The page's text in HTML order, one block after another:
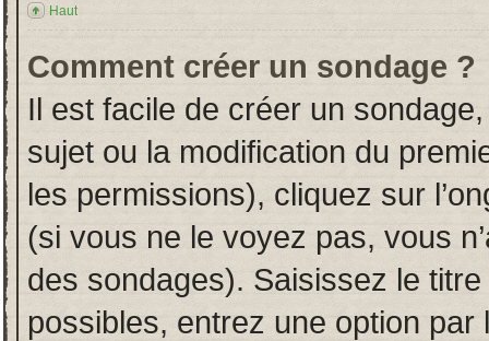
Haut
Comment créer un sondage ?
Il est facile de créer un
sujet ou la modification du
les permissions), cliquez sur
(si vous ne le voyez pas, vous
des sondages). Saisissez le
possibles, entrez une option